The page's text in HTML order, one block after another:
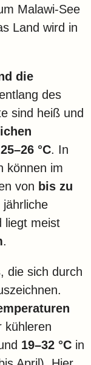
Malawi-See
Land wird in
die
des
sind heiß und
°C. In
können im
von bis zu
liegt meist
.
, die sich durch
kühleren
19–32 °C in